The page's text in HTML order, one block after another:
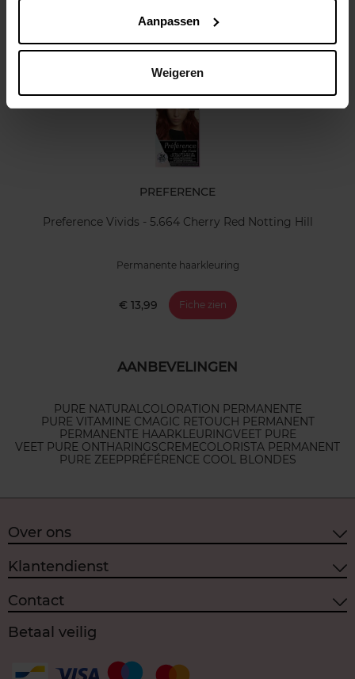
Aanpassen
Weigeren
Nog iets vergeten ?
PREFERENCE
Preference Vivids - 5.664 Cherry Red Notting Hill
Permanente haarkleuring
€ 13,99 Fiche zien
AANBEVELINGEN
PURE NATURALCOLORATION PERMANENTE
PURE VITAMINE CMAGIC RETOUCH PERMANENT
PERMANENTE HAARKLEURINGVEET PURE
VEET PURE ONTHARINGSCREMECOLORISTA PERMANENT
PURE ZEEPPRÉFÉRENCE COOL BLONDES
Over ons
Klantendienst
Contact
Betaal veilig